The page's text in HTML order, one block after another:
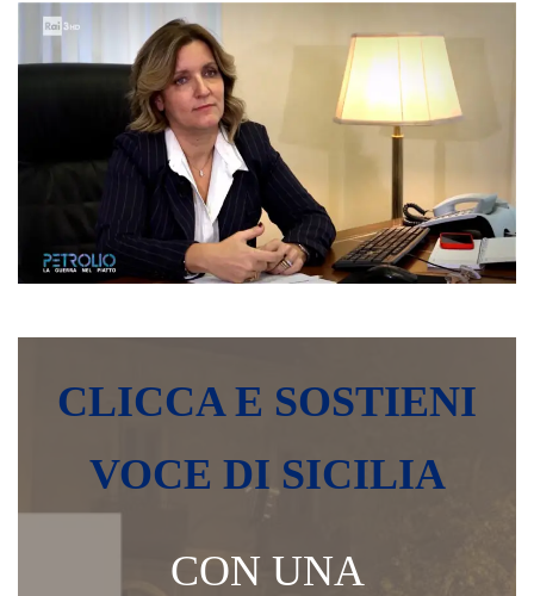
CLICCA E SOSTIENI
VOCE DI SICILIA
CON UNA